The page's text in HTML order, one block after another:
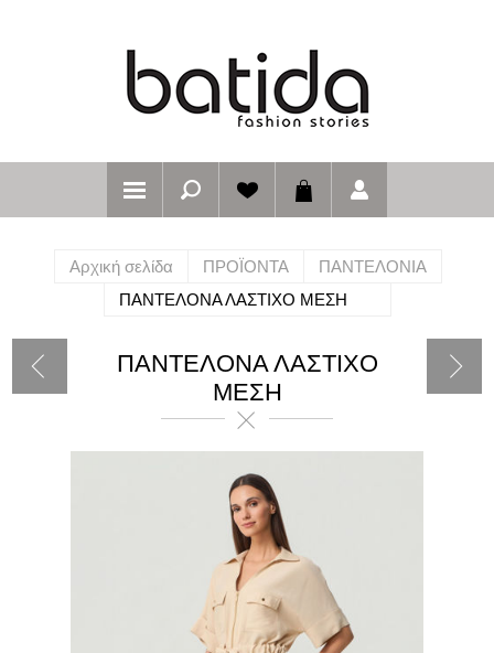
Αρχική σελίδα ΠΡΟΪΟΝΤΑ
ΠΑΝΤΕΛΟΝΙΑ
ΠΑΝΤΕΛΟΝΑ ΛΑΣΤΙΧΟ ΜΕΣΗ
ΠΑΝΤΕΛΟΝΑ ΛΑΣΤΙΧΟ
ΜΕΣΗ